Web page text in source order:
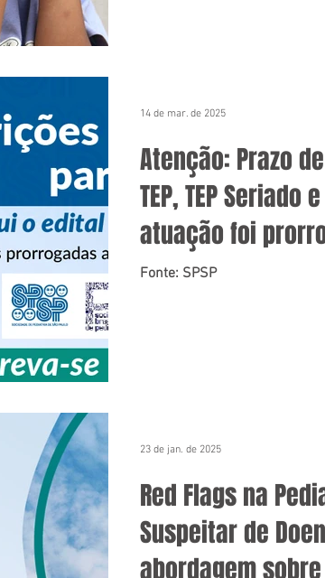
Atenção: Prazo
TEP, TEP
atuação foi
Fonte: SPSP
14 de mar. de 2025
Red Flags na
Suspeitar de
abordagem
23 de jan. de 2025